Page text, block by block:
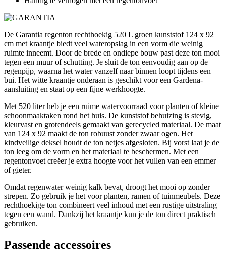
De Garantia regenton rechthoekig 520 L groen kunststof 124 x 92
cm met kraantje biedt veel wateropslag in een vorm die weinig
ruimte inneemt. Door de brede en ondiepe bouw past deze ton mooi
tegen een muur of schutting. Je sluit de ton eenvoudig aan op de
regenpijp, waarna het water vanzelf naar binnen loopt tijdens een
bui. Het witte kraantje onderaan is geschikt voor een Gardena-
aansluiting en staat op een fijne werkhoogte.
Met 520 liter heb je een ruime watervoorraad voor planten of kleine
schoonmaaktaken rond het huis. De kunststof behuizing is stevig,
kleurvast en grotendeels gemaakt van gerecycled materiaal. De maat
van 124 x 92 maakt de ton robuust zonder zwaar ogen. Het
kindveilige deksel houdt de ton netjes afgesloten. Bij vorst laat je de
ton leeg om de vorm en het materiaal te beschermen. Met een
regentonvoet creëer je extra hoogte voor het vullen van een emmer
of gieter.
Omdat regenwater weinig kalk bevat, droogt het mooi op zonder
strepen. Zo gebruik je het voor planten, ramen of tuinmeubels. Deze
rechthoekige ton combineert veel inhoud met een rustige uitstraling
tegen een wand. Dankzij het kraantje kun je de ton direct praktisch
gebruiken.
Passende accessoires